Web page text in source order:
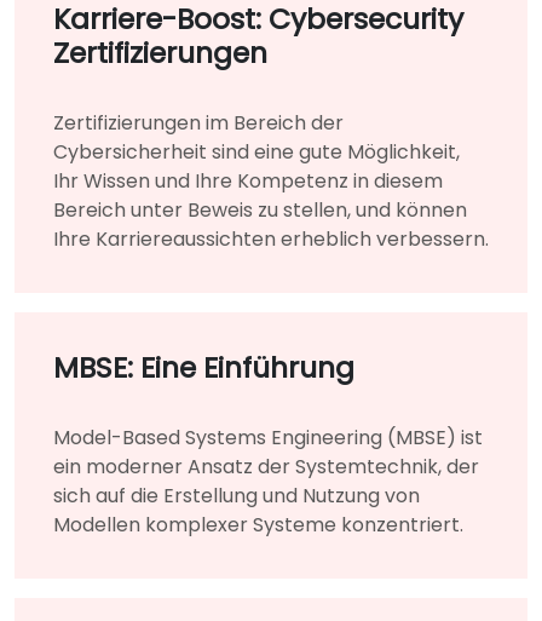
Karriere-Boost: Cybersecurity
Zertifizierungen
Zertifizierungen im Bereich der
Cybersicherheit sind eine gute Möglichkeit,
Ihr Wissen und Ihre Kompetenz in diesem
Bereich unter Beweis zu stellen, und können
Ihre Karriereaussichten erheblich verbessern.
MBSE: Eine Einführung
Model-Based Systems Engineering (MBSE) ist
ein moderner Ansatz der Systemtechnik, der
sich auf die Erstellung und Nutzung von
Modellen komplexer Systeme konzentriert.